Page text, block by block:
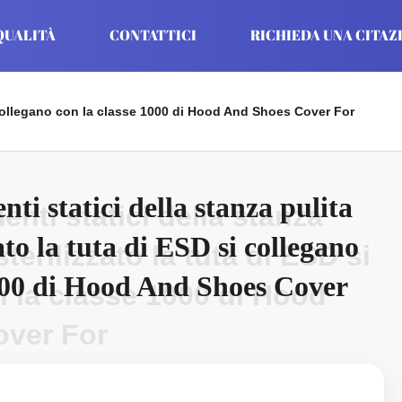
CONTATTICI RICHIEDA UNA
con la classe 1000 di Hood And Shoes Cover For
statici della stanza pulita
la tuta di ESD si collegano
di Hood And Shoes Cover
statici della stanza
la tuta di ESD si
la classe 1000 di Hood